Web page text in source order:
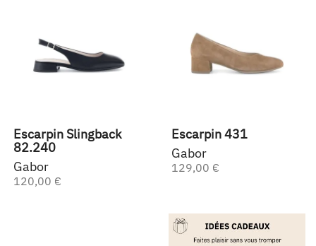
Escarpin Slingback
82.240
Gabor
120,00 €
Escarpin 431
Gabor
129,00 €